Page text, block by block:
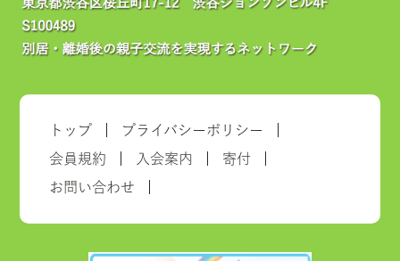
トップ プライバシーポリシー
会員規約 入会案内 寄付
お問い合わせ